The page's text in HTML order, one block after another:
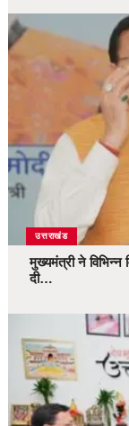
उत्तराखंड
मुख्यमंत्री ने विभिन्न
दी…